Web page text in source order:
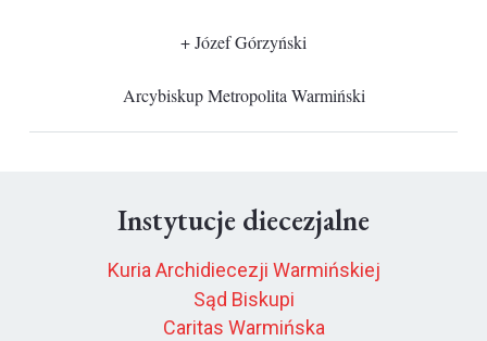
+ Józef Górzyński
Arcybiskup Metropolita Warmiński
Instytucje diecezjalne
Kuria Archidiecezji Warmińskiej
Sąd Biskupi
Caritas Warmińska